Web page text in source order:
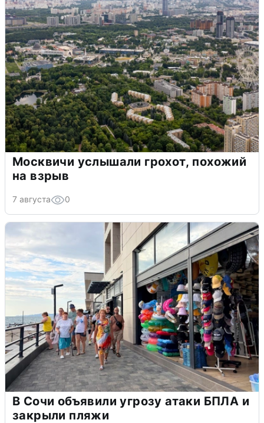
Москвичи услышали грохот, похожий
на взрыв
7 августа 0
В Сочи объявили угрозу атаки БПЛА и
закрыли пляжи